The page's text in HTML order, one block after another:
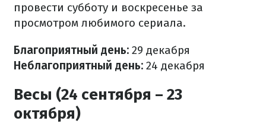
провести субботу и воскресенье за
просмотром любимого сериала.
Благоприятный день: 29 декабря
Неблагоприятный день: 24 декабря
Весы (24 сентября – 23
октября)